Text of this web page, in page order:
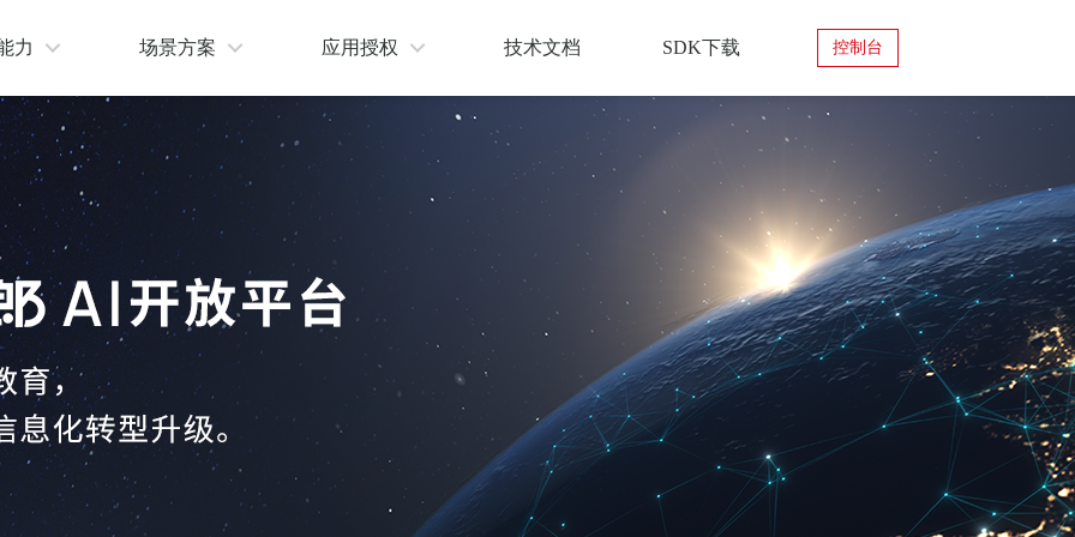
力 场景方案 应用授权 技术文档 SDK下载 控制台